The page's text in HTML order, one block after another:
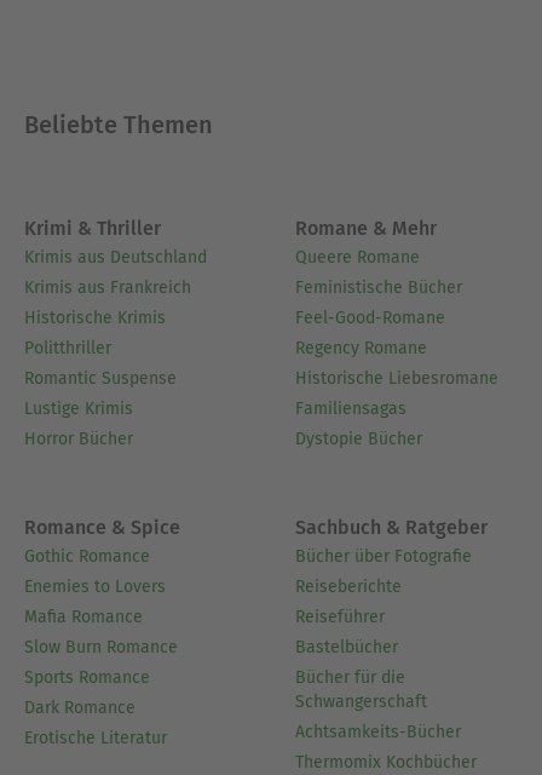
Beliebte Themen
Krimi & Thriller
Krimis aus Deutschland
Krimis aus Frankreich
Historische Krimis
Politthriller
Romantic Suspense
Lustige Krimis
Horror Bücher
Romane & Mehr
Queere Romane
Feministische Bücher
Feel-Good-Romane
Regency Romane
Historische Liebesromane
Familiensagas
Dystopie Bücher
Romance & Spice
Gothic Romance
Enemies to Lovers
Mafia Romance
Slow Burn Romance
Sports Romance
Dark Romance
Erotische Literatur
Sachbuch & Ratgeber
Bücher über Fotografie
Reiseberichte
Reiseführer
Bastelbücher
Bücher für die
Schwangerschaft
Achtsamkeits-Bücher
Thermomix Kochbücher